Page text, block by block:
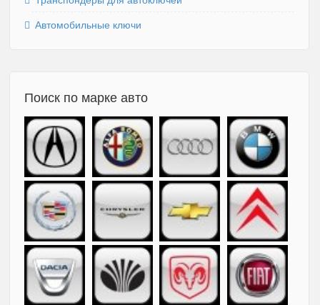
Автомобильные ключи
Поиск по марке авто